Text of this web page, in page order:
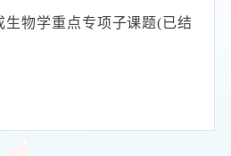
生物学重点专项子课题(已结